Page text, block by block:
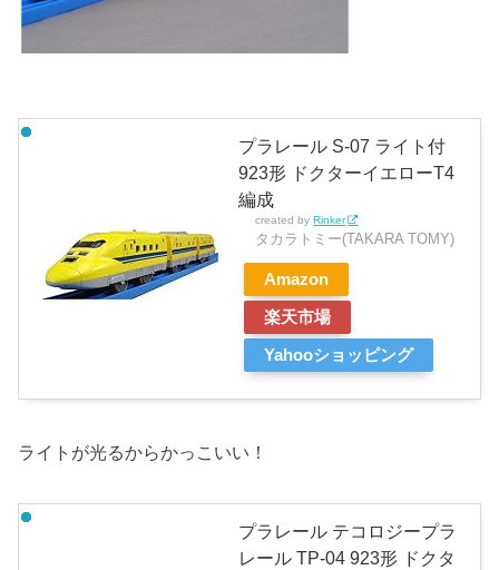
プラレール S-07 ライト付
923形 ドクターイエローT4
編成
created byRinker
タカラトミー(TAKARA TOMY)
Amazon
楽天市場
Yahooショッピング
ライトが光るからかっこいい！
プラレール テコロジープラ
レール TP-04 923形 ドクタ